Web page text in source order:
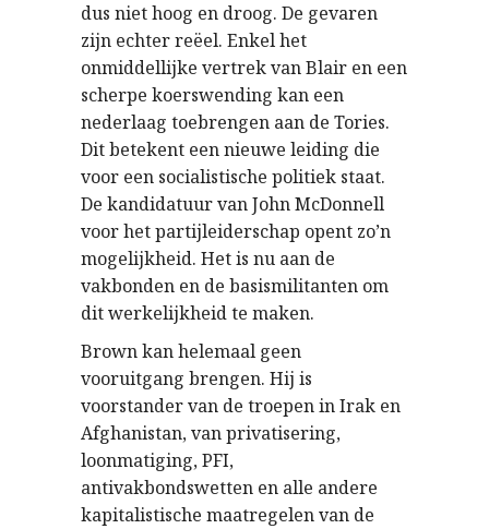
dus niet hoog en droog. De gevaren
zijn echter reëel. Enkel het
onmiddellijke vertrek van Blair en een
scherpe koerswending kan een
nederlaag toebrengen aan de Tories.
Dit betekent een nieuwe leiding die
voor een socialistische politiek staat.
De kandidatuur van John McDonnell
voor het partijleiderschap opent zo’n
mogelijkheid. Het is nu aan de
vakbonden en de basismilitanten om
dit werkelijkheid te maken.
Brown kan helemaal geen
vooruitgang brengen. Hij is
voorstander van de troepen in Irak en
Afghanistan, van privatisering,
loonmatiging, PFI,
antivakbondswetten en alle andere
kapitalistische maatregelen van de